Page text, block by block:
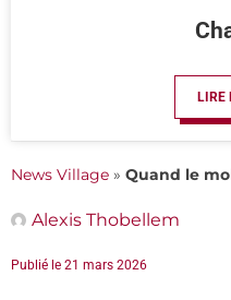
LIRE
News Village » Quand le
Alexis Thobellem
Publié le 21 mars 2026